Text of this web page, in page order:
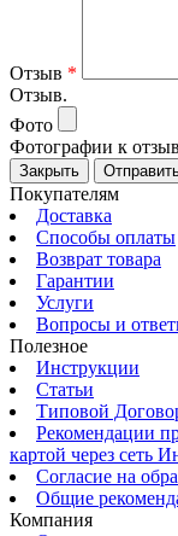
Отзыв *
Отзыв.
Фото
Фотографии к
Закрыть
Покупателям
Доставка
Способы оплаты
Возврат товара
Гарантии
Услуги
Вопросы и
Полезное
Инструкции
Статьи
Типовой
Рекомендации
картой через сеть
Согласие на
Общие
Компания